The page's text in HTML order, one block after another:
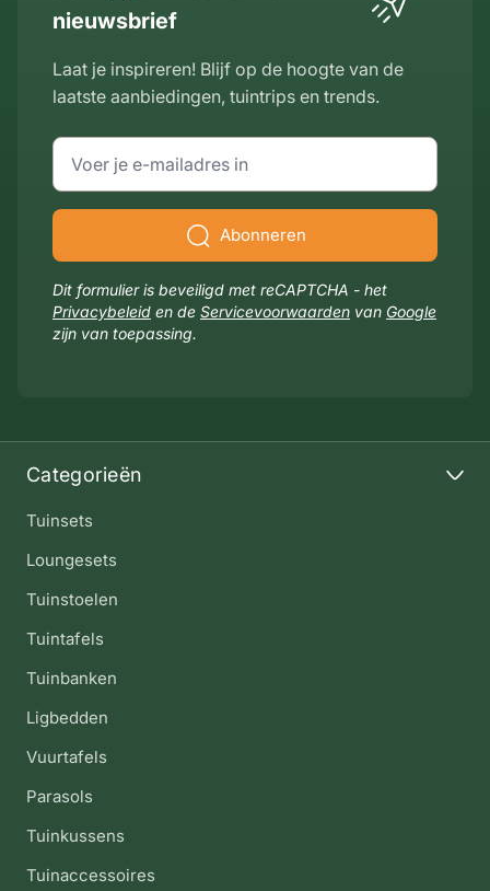
Categorieën
Tuinsets
Loungesets
Tuinstoelen
Tuintafels
Tuinbanken
Ligbedden
Vuurtafels
Parasols
Tuinkussens
Tuinaccessoires
nieuwsbrief
Laat je inspireren! Blijf op de hoogte van de
laatste aanbiedingen, tuintrips en trends.
E-mailadres
Abonneren
Dit formulier is beveiligd met reCAPTCHA - het
Privacybeleid en de Servicevoorwaarden van Google
zijn van toepassing.